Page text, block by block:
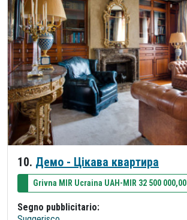
10. Демо - Цікава квартира
Grivna MIR Ucraina UAH-MIR 32 500 000,00
Segno pubblicitario: